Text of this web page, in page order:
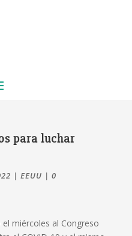
para luchar
| EEUU | 0
el miércoles al Congreso